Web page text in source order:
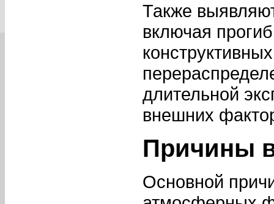
Также
включая
длительной
внешних
Причины
Основной